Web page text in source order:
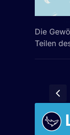
Die
Teilen